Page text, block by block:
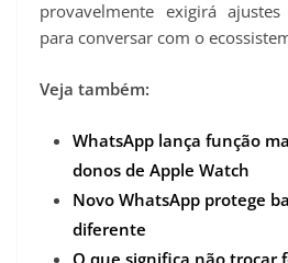
provavelmente exigirá
para conversar com o
Veja também:
WhatsApp lança função
donos de Apple Watch
Novo WhatsApp protege
diferente